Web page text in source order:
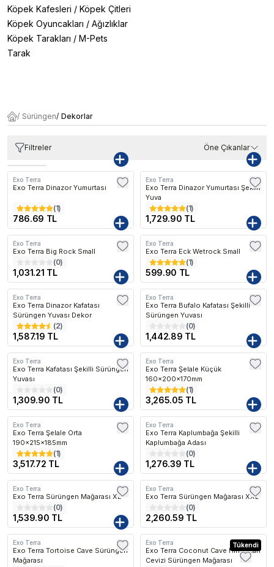
Köpek Kafesleri / Köpek Çitleri
Köpek Oyuncakları / Ağızlıklar
Köpek Tarakları / M-Pets
Tarak
/ Sürüngen/ Dekorlar
Filtreler Öne Çıkanlar
Exo Terra
Exo Terra Dinazor Yumurtası
(1)
786.69 TL
Kargo Bedava
Exo Terra
Exo Terra Dinazor Yumurtası Şekilli
Yuva
(1)
1,729.90 TL
Kargo Bedava
Exo Terra
Exo Terra Big Rock Small
(0)
1,031.21 TL
Exo Terra
Exo Terra Eck Wetrock Small
(1)
599.90 TL
Kargo Bedava
Exo Terra
Exo Terra Dinazor Kafatası
Sürüngen Yuvası Dekor
(2)
1,587.19 TL
Kargo Bedava
Exo Terra
Exo Terra Bufalo Kafatası Şekilli
Sürüngen Yuvası
(0)
1,442.89 TL
Kargo Bedava
Exo Terra
Exo Terra Kafatası Şekilli Sürüngen
Yuvası
(0)
1,309.90 TL
Kargo Bedava
Exo Terra
Exo Terra Şelale Küçük
160x200x170mm
(1)
3,265.05 TL
Kargo Bedava
Exo Terra
Exo Terra Şelale Orta
190x215x185mm
(1)
3,517.72 TL
Kargo Bedava
Exo Terra
Exo Terra Kaplumbağa Şekilli
Kaplumbağa Adası
(0)
1,276.39 TL
Kargo Bedava
Exo Terra
Exo Terra Sürüngen Mağarası XL
(0)
1,539.90 TL
Kargo Bedava
Exo Terra
Exo Terra Sürüngen Mağarası XXL
(0)
2,260.59 TL
Kargo Bedava
Exo Terra
Exo Terra Tortoise Cave Sürüngen
Mağarası
Tükendi
Exo Terra
Exo Terra Coconut Cave Hindistan
Cevizi Sürüngen Mağarası